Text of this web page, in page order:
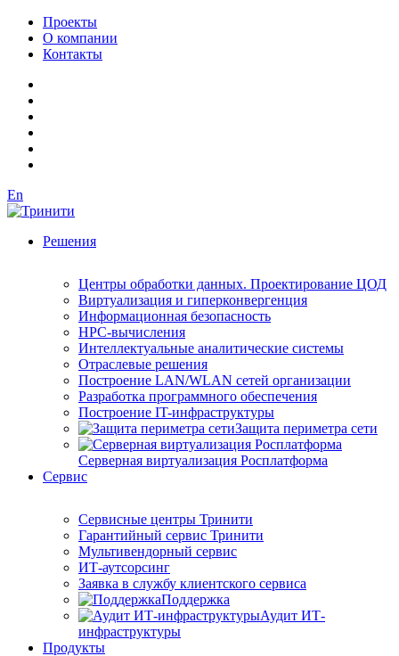
Проекты
О компании
Контакты
En
Решения
Центры обработки данных. Проектирование ЦОД
Виртуализация и гиперконвергенция
Информационная безопасность
HPC-вычисления
Интеллектуальные аналитические системы
Отраслевые решения
Построение LAN/WLAN сетей организации
Разработка программного обеспечения
Построение IT-инфраструктуры
Защита периметра сети
Серверная виртуализация Росплатформа
Сервис
Сервисные центры Тринити
Гарантийный сервис Тринити
Мультивендорный сервис
ИТ-аутсорсинг
Заявка в службу клиентского сервиса
Поддержка
Аудит ИТ-
инфраструктуры
Продукты